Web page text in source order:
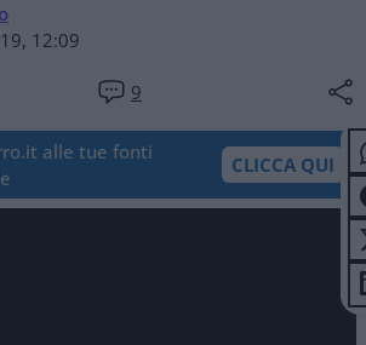
12:09
9
alle tue fonti
CLICCA QUI